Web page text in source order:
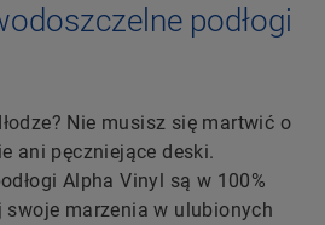
podłogi
Nie musisz się martwić o
ani pęczniejące deski.
Alpha Vinyl są w 100%
swoje marzenia w ulubionych